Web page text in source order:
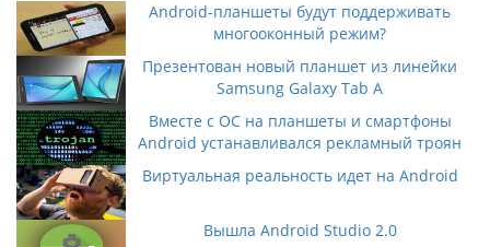
Android-планшеты будут поддерживать
многооконный режим?
Презентован новый планшет из линейки
Samsung Galaxy Tab A
Вместе с ОС на планшеты и смартфоны
Android устанавливался рекламный троян
Виртуальная реальность идет на Android
Вышла Android Studio 2.0